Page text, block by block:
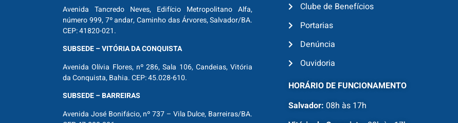
Avenida Tancredo Neves, Edifício Metropolitano Alfa,
número 999, 7º andar, Caminho das Árvores, Salvador/BA.
CEP: 41820-021.
SUBSEDE – VITÓRIA DA CONQUISTA
Avenida Olívia Flores, nº 286, Sala 106, Candeias, Vitória
da Conquista, Bahia. CEP: 45.028-610.
SUBSEDE – BARREIRAS
Avenida José Bonifácio, nº 737 – Vila Dulce, Barreiras/BA.
Clube de Benefícios
Portarias
Denúncia
Ouvidoria
HORÁRIO DE FUNCIONAMENTO
Salvador: 08h às 17h